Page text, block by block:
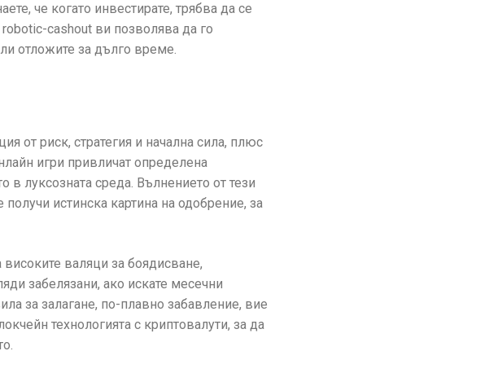
че когато инвестирате, трябва да се
cashout ви позволява да го
отложите за дълго време.
от риск, стратегия и начална сила, плюс
игри привличат определена
в луксозната среда. Вълнението от тези
истинска картина на одобрение, за
валяци за боядисване,
забелязани, ако искате месечни
за залагане, по-плавно забавление, вие
технологията с криптовалути, за да